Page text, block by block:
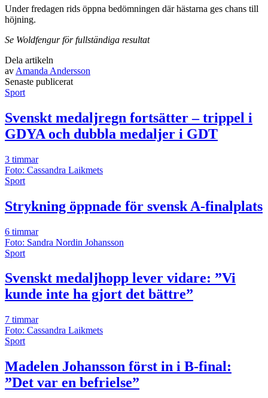
Under fredagen rids öppna bedömningen där hästarna ges chans till
höjning.
Se Woldfengur för fullständiga resultat
Dela artikeln
av Amanda Andersson
Senaste publicerat
Sport
Svenskt medaljregn fortsätter – trippel i
GDYA och dubbla medaljer i GDT
3 timmar
Foto: Cassandra Laikmets
Sport
Strykning öppnade för svensk A-finalplats
6 timmar
Foto: Sandra Nordin Johansson
Sport
Svenskt medaljhopp lever vidare: ”Vi
kunde inte ha gjort det bättre”
7 timmar
Foto: Cassandra Laikmets
Sport
Madelen Johansson först in i B-final:
”Det var en befrielse”